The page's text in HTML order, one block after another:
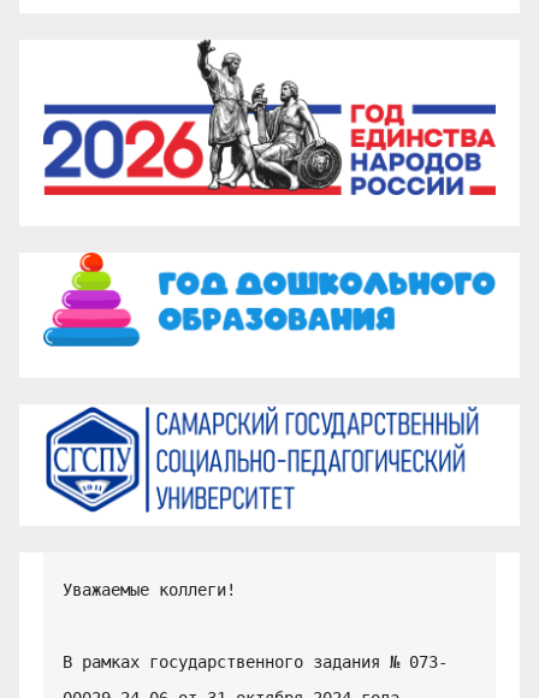
Уважаемые коллеги!
В рамках государственного задания № 073-